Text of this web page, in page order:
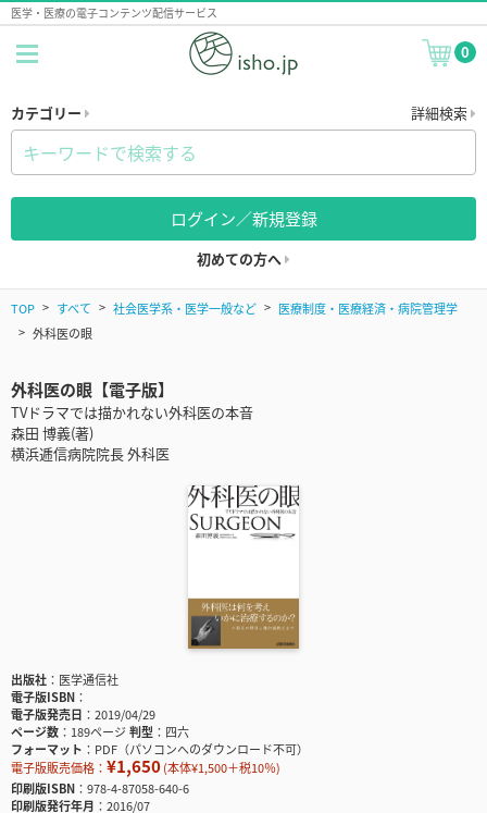
医学・医療の電子コンテンツ配信サービス
0
カテゴリー 詳細検索
ログイン／新規登録
初めての方へ
TOP すべて 社会医学系・医学一般など
医療制度・医療経済・病院管理学
外科医の眼
外科医の眼【電子版】
TVドラマでは描かれない外科医の本音
森田 博義(著)
横浜逓信病院院長 外科医
出版社
医学通信社
電子版ISBN
電子版発売日
2019/04/29
ページ数
189ページ判型
四六
フォーマット
PDF（パソコンへのダウンロード不可）
電子版販売価格： ¥1,650(本体¥1,500＋税10％)
印刷版ISBN
978-4-87058-640-6
印刷版発行年月
2016/07